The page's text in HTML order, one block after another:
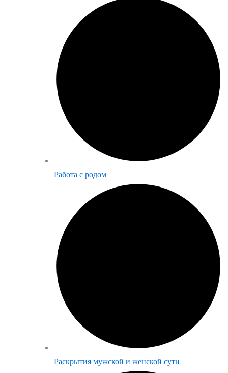
Работа с родом
Раскрытия мужской и женской сути